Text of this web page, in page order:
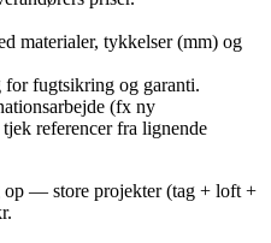
materialer, tykkelser (mm) og
fugtsikring og garanti.
(fx ny
referencer fra lignende
op — store projekter (tag + loft +